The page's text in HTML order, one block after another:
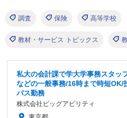
調査 保険 高等学校
教材・サービス トピックス
私大の会計課で学大学事務スタッ
などの一般事務/16時まで時短OK/
パス勤務
株式会社ビッグアビリティ